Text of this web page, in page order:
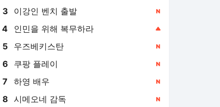
3 이강인 벤치 출발
4 인민을 위해 복무하라
5 우즈베키스탄
6 쿠팡 플레이
7 하영 배우
8 시메오네 감독